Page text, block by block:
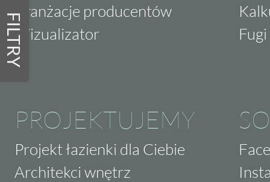
FILTRY
Aranżacje producentów
Wizualizator
PROJEKTUJEMY
Projekt łazienki dla Ciebie
Architekci wnętrz